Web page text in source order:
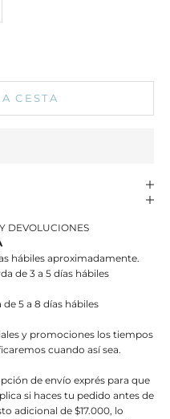
CESTA
DEVOLUCIONES
hábiles aproximadamente.
de 3 a 5 días hábiles
5 a 8 días hábiles
y promociones los tiempos
cuando así sea.
de envío exprés para que
si haces tu pedido antes de
adicional de $17.000, lo